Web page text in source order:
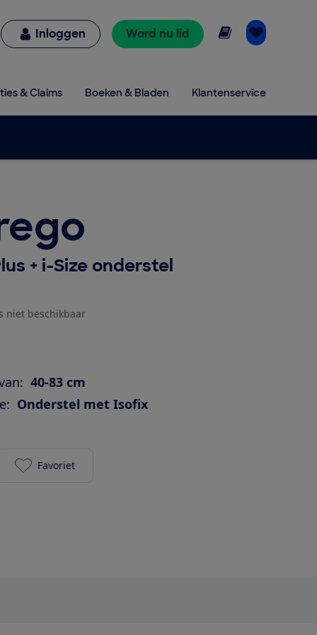
Inloggen Word nu lid Online lezen
& Claims Boeken & Bladen Klantenservice
+ i-Size onderstel
niet beschikbaar
40-83 cm
Onderstel met Isofix
Peg Perego Primo Viaggio i-Plus + i-Size
Favoriet